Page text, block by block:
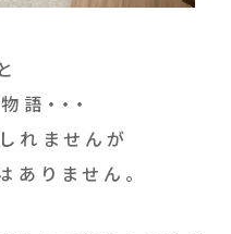
・・・
れませんが
りません。